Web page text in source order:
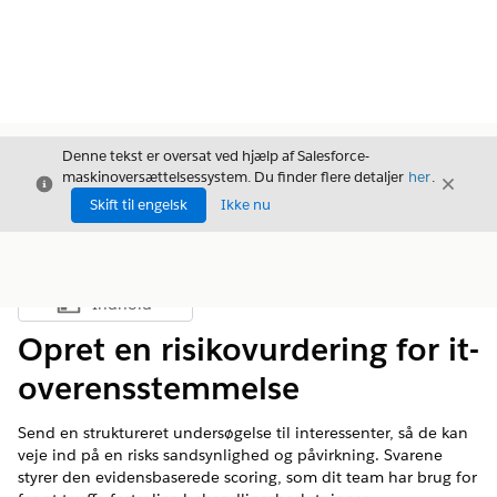
Luk
Denne tekst er oversat ved hjælp af Salesforce-
maskinoversættelsessystem. Du finder flere detaljer her.
Skift til engelsk
Ikke nu
Luk
Vis indholdsfortegnelse
Indhold
Opret en risikovurdering for it-
overensstemmelse
Send en struktureret undersøgelse til interessenter, så de kan
veje ind på en risks sandsynlighed og påvirkning. Svarene
styrer den evidensbaserede scoring, som dit team har brug for